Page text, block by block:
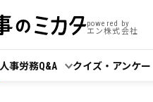
powered by
エン株式会社
事労務Q&A クイズ・アンケー